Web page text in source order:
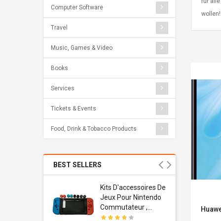
Computer Software
Travel
Music, Games & Video
Books
Services
Tickets & Events
Food, Drink & Tobacco Products
BEST SELLERS
Kits D'accessoires De
Jeux Pour Nintendo
Commutateur ,
Adorable Kits
wollen!